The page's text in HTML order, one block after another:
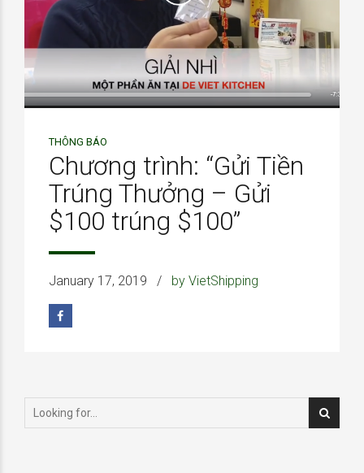
THÔNG BÁO
Chương trình: “Gửi Tiền
Trúng Thưởng – Gửi
$100 trúng $100”
January 17, 2019 by VietShipping